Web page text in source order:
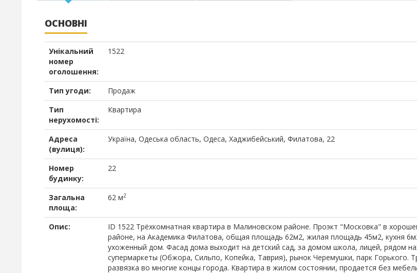
ОСНОВНІ
Унікальний
номер
оголошення:
1522
Тип угоди:
Продаж
Тип
нерухомості:
Квартира
Адреса
(вулиця):
Україна, Одеська область, Одеса, Хаджибейський, Филатова, 22
Номер
будинку:
22
Загальна
площа:
62 м2
Опис:
ID 1522 Трёхкомнатная квартира в Малиновском районе. Проэкт "Московка" в
районе, на Академика Филатова, общая площадь 62м2, жилая площадь 45м2, кухня
ухоженный дом. Фасад дома выходит на детский сад, за домом школа, лицей, рядом
супермаркеты (Обжора, Сильпо, Копейка, Таврия), рынок Черемушки, парк Горького.
развязка во многие концы города. Квартира в жилом состоянии, продается без